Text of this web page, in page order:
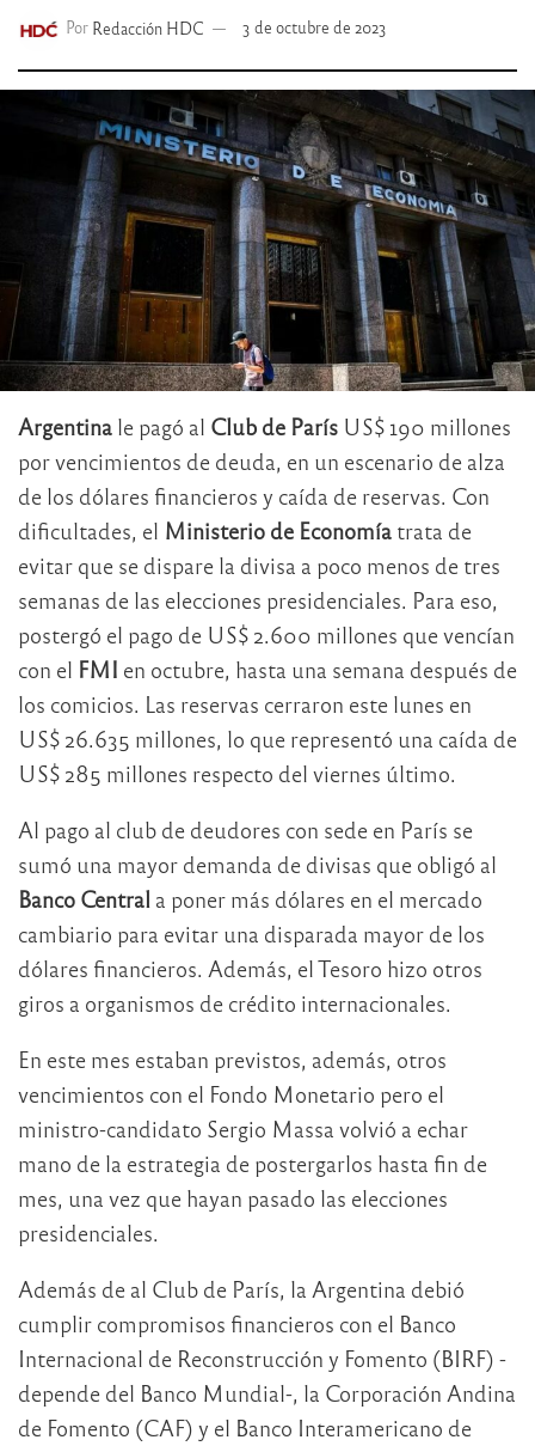
Por Redacción HDC 3 de octubre de 2023
Argentina le pagó al Club de París US$ 190 millones
por vencimientos de deuda, en un escenario de alza
de los dólares financieros y caída de reservas. Con
dificultades, el Ministerio de Economía trata de
evitar que se dispare la divisa a poco menos de tres
semanas de las elecciones presidenciales. Para eso,
postergó el pago de US$ 2.600 millones que vencían
con el FMI en octubre, hasta una semana después de
los comicios. Las reservas cerraron este lunes en
US$ 26.635 millones, lo que representó una caída de
US$ 285 millones respecto del viernes último.
Al pago al club de deudores con sede en París se
sumó una mayor demanda de divisas que obligó al
Banco Central a poner más dólares en el mercado
cambiario para evitar una disparada mayor de los
dólares financieros. Además, el Tesoro hizo otros
giros a organismos de crédito internacionales.
En este mes estaban previstos, además, otros
vencimientos con el Fondo Monetario pero el
ministro-candidato Sergio Massa volvió a echar
mano de la estrategia de postergarlos hasta fin de
mes, una vez que hayan pasado las elecciones
presidenciales.
Además de al Club de París, la Argentina debió
cumplir compromisos financieros con el Banco
Internacional de Reconstrucción y Fomento (BIRF) -
depende del Banco Mundial-, la Corporación Andina
de Fomento (CAF) y el Banco Interamericano de